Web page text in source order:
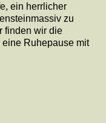
ein herrlicher
zu
finden wir die
Ruhepause mit